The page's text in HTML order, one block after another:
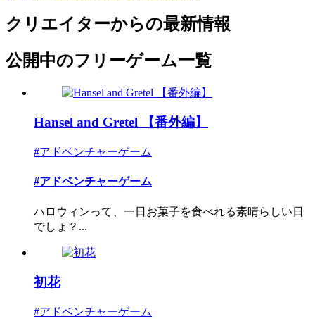
クリエイターからの最新情報
公開中のフリーゲーム一覧
Hansel and Gretel 【番外編】
#アドベンチャーゲーム
#アドベンチャーゲーム
ハロウィンって、一日お菓子を食べれる素晴らしい日
でしょ？...
初花
#アドベンチャーゲーム